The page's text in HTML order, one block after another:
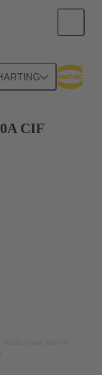
CIF